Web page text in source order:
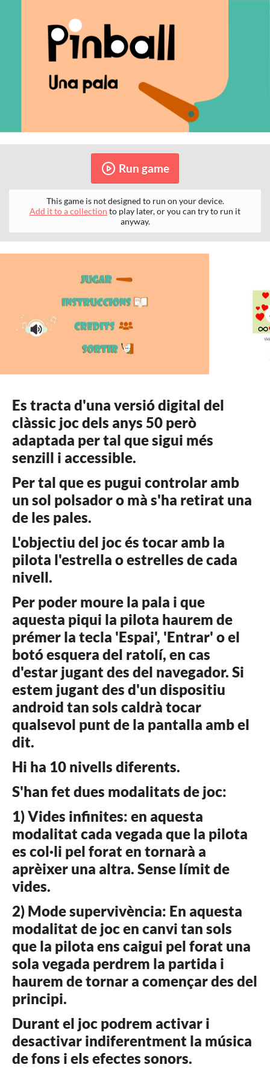
Run game
This game is not designed to run on your device.
Add it to a collection to play later, or you can try to run it
anyway.
Es tracta d'una versió digital del
clàssic joc dels anys 50 però
adaptada per tal que sigui més
senzill i accessible.
Per tal que es pugui controlar amb
un sol polsador o mà s'ha retirat una
de les pales.
L'objectiu del joc és tocar amb la
pilota l'estrella o estrelles de cada
nivell.
Per poder moure la pala i que
aquesta piqui la pilota haurem de
prémer la tecla 'Espai', 'Entrar' o el
botó esquera del ratolí, en cas
d'estar jugant des del navegador. Si
estem jugant des d'un dispositiu
android tan sols caldrà tocar
qualsevol punt de la pantalla amb el
dit.
Hi ha 10 nivells diferents.
S'han fet dues modalitats de joc:
1) Vides infinites: en aquesta
modalitat cada vegada que la pilota
es col·li pel forat en tornarà a
aprèixer una altra. Sense límit de
vides.
2) Mode supervivència: En aquesta
modalitat de joc en canvi tan sols
que la pilota ens caigui pel forat una
sola vegada perdrem la partida i
haurem de tornar a començar des del
principi.
Durant el joc podrem activar i
desactivar indiferentment la música
de fons i els efectes sonors.